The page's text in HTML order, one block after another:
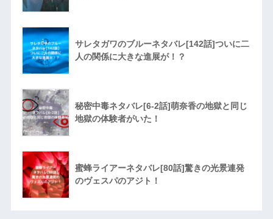
サレタガワのブルーネタバレ[142話]ついに二
人の関係に大きな進展が！？
秘密中毒ネタバレ[6-2話]萌奈香の地獄と同じ
地獄の体験者がいた！
蜜蜂ライアーネタバレ[80話]驚きの光景連発
のヴェスパのアジト！